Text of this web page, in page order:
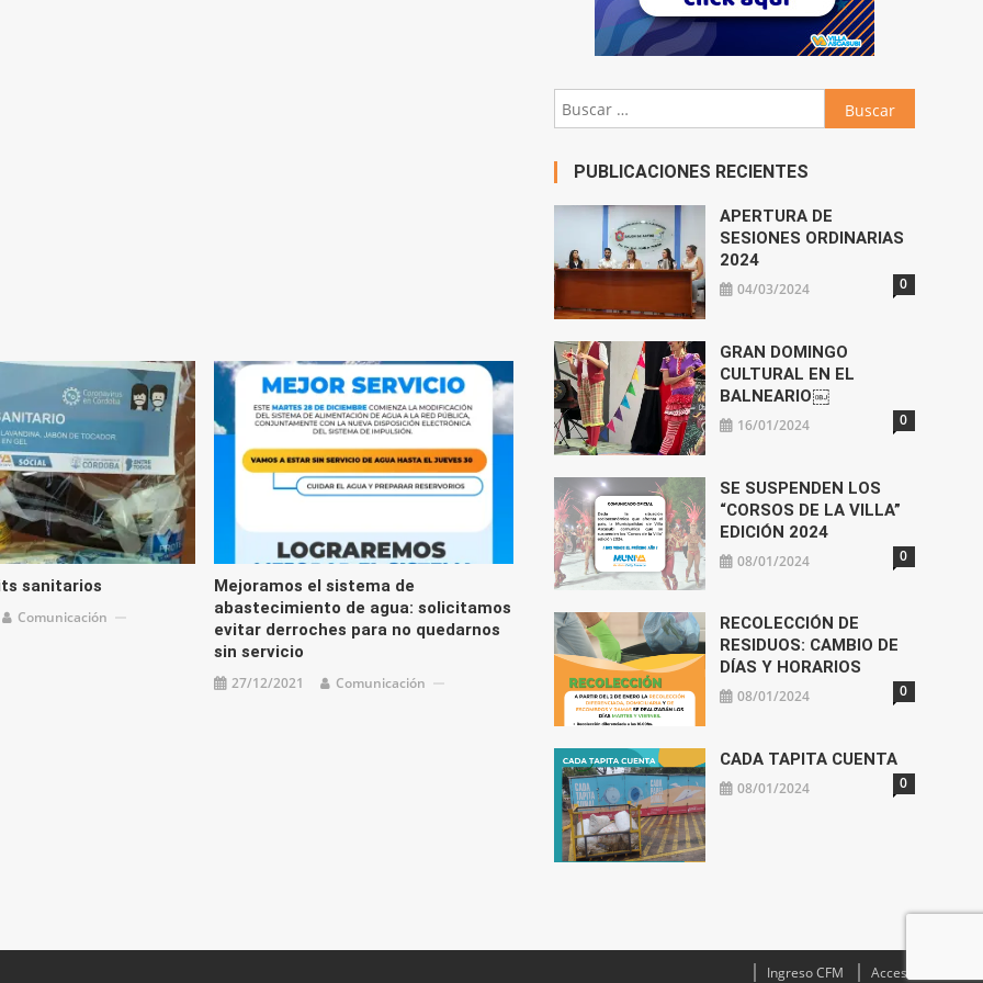
sanitarios
Comunicación
Mejoramos el sistema de
abastecimiento de agua: solicitamos
evitar derroches para no quedarnos
sin servicio
27/12/2021 Comunicación
Buscar:
PUBLICACIONES RECIENTES
APERTURA DE
SESIONES ORDINARIAS
2024
04/03/2024 0
GRAN DOMINGO
CULTURAL EN EL
BALNEARIO￼
16/01/2024 0
SE SUSPENDEN LOS
“CORSOS DE LA VILLA”
EDICIÓN 2024
08/01/2024 0
RECOLECCIÓN DE
RESIDUOS: CAMBIO DE
DÍAS Y HORARIOS
08/01/2024 0
CADA TAPITA CUENTA
08/01/2024 0
Ingreso CFM Acceso